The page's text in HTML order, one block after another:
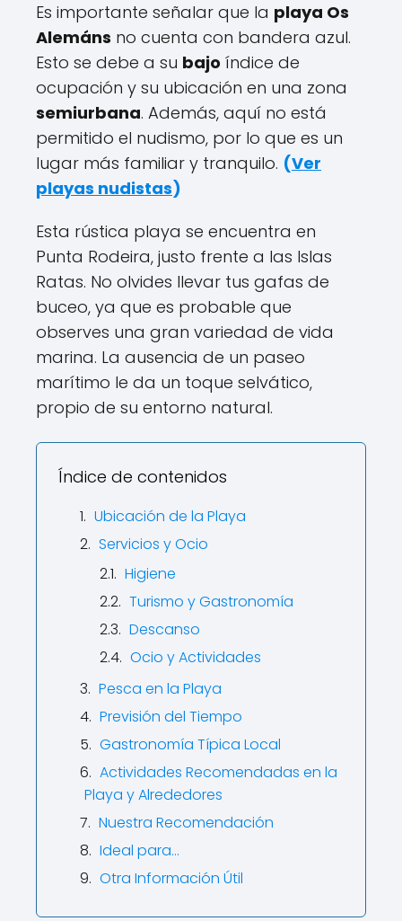
Es importante señalar que la playa Os
Alemáns no cuenta con bandera azul.
Esto se debe a su bajo índice de
ocupación y su ubicación en una zona
semiurbana. Además, aquí no está
permitido el nudismo, por lo que es un
lugar más familiar y tranquilo. (Ver
playas nudistas)
Esta rústica playa se encuentra en
Punta Rodeira, justo frente a las Islas
Ratas. No olvides llevar tus gafas de
buceo, ya que es probable que
observes una gran variedad de vida
marina. La ausencia de un paseo
marítimo le da un toque selvático,
propio de su entorno natural.
Índice de contenidos
Ubicación de la Playa
Servicios y Ocio
Higiene
Turismo y Gastronomía
Descanso
Ocio y Actividades
Pesca en la Playa
Previsión del Tiempo
Gastronomía Típica Local
Actividades Recomendadas en la
Playa y Alrededores
Nuestra Recomendación
Ideal para…
Otra Información Útil